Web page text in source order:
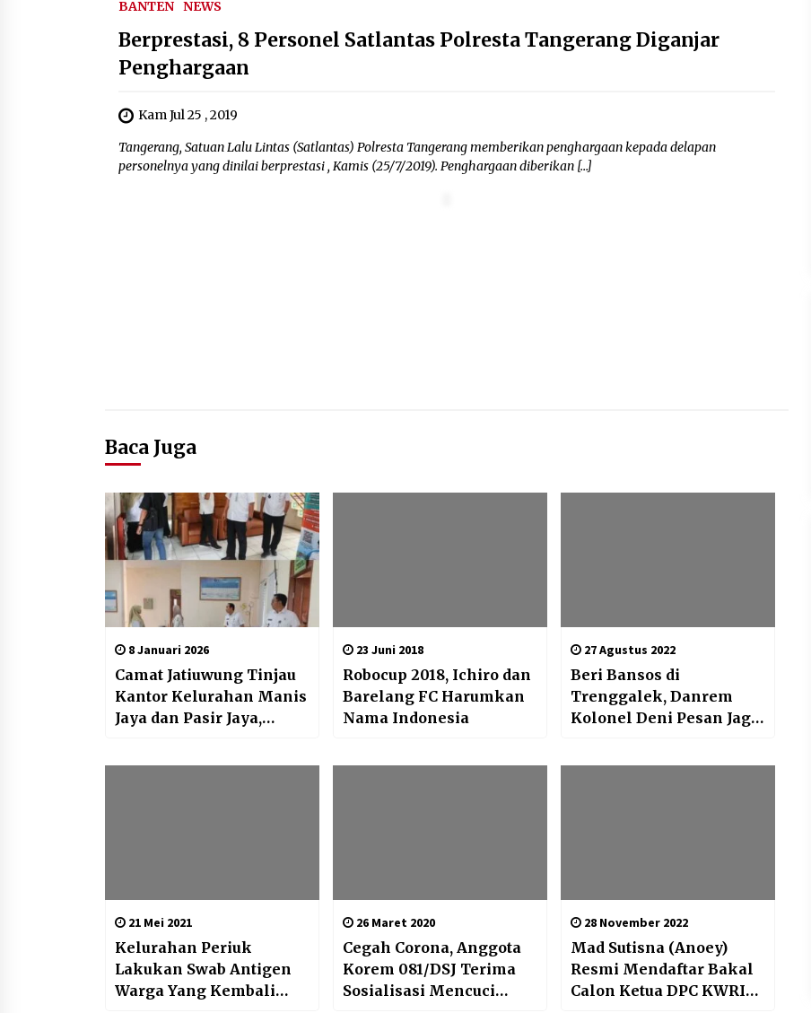
BANTEN NEWS
Berprestasi, 8 Personel Satlantas Polresta Tangerang Diganjar
Penghargaan
Kam Jul 25 , 2019
Tangerang, Satuan Lalu Lintas (Satlantas) Polresta Tangerang memberikan penghargaan kepada delapan
personelnya yang dinilai berprestasi , Kamis (25/7/2019). Penghargaan diberikan […]
Baca Juga
8 Januari 2026
Camat Jatiuwung Tinjau
Kantor Kelurahan Manis
Jaya dan Pasir Jaya,
Prima Warga
23 Juni 2018
Robocup 2018, Ichiro dan
Barelang FC Harumkan
Nama Indonesia
27 Agustus 2022
Beri Bansos di
Trenggalek, Danrem
Kolonel Deni Pesan Jaga
Toleransi
21 Mei 2021
Kelurahan Periuk
Lakukan Swab Antigen
Warga Yang Kembali
26 Maret 2020
Cegah Corona, Anggota
Korem 081/DSJ Terima
Sosialisasi Mencuci
28 November 2022
Mad Sutisna (Anoey)
Resmi Mendaftar Bakal
Calon Ketua DPC KWRI